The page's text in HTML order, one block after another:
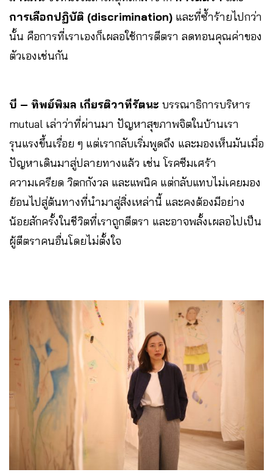
การเลือกปฏิบัติ (discrimination) และที่ซ้ำร้ายไปกว่า
นั้น คือการที่เราเองก็เผลอใช้การตีตรา ลดทอนคุณค่าของ
ตัวเองเช่นกัน
บี – ทิพย์พิมล เกียรติวาทีรัตนะ บรรณาธิการบริหาร
mutual เล่าว่าที่ผ่านมา ปัญหาสุขภาพจิตในบ้านเรา
รุนแรงขึ้นเรื่อย ๆ แต่เรากลับเริ่มพูดถึง และมองเห็นมันเมื่อ
ปัญหาเดินมาสู่ปลายทางแล้ว เช่น โรคซีมเศร้า
ความเครียด วิตกกังวล และแพนิค แต่กลับแทบไม่เคยมอง
ย้อนไปสู่ต้นทางที่นำมาสู่สิ่งเหล่านี้ และคงต้องมีอย่าง
น้อยสักครั้งในชีวิตที่เราถูกตีตรา และอาจพลั้งเผลอไปเป็น
ผู้ตีตราคนอื่นโดยไม่ตั้งใจ